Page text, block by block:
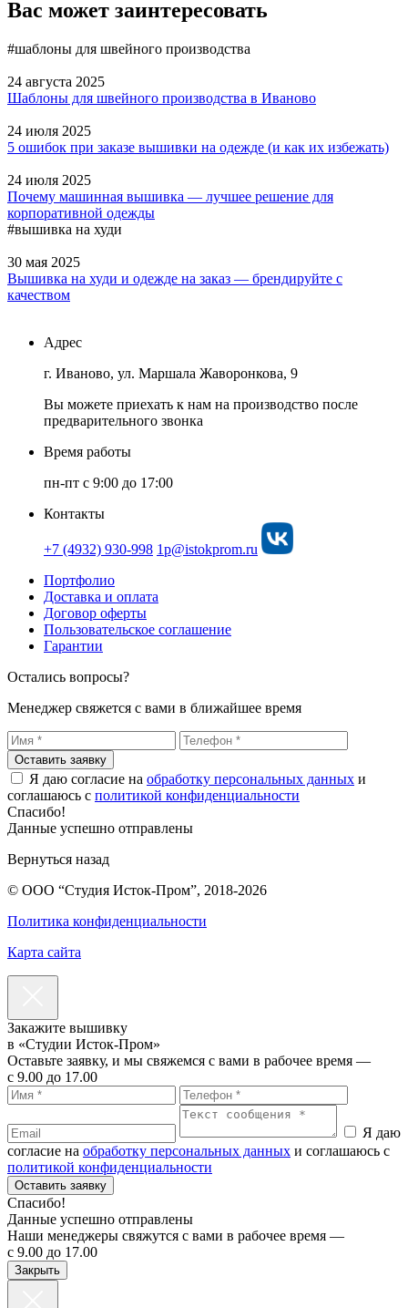
Вас может заинтересовать
#шаблоны для швейного производства
24 августа 2025
Шаблоны для швейного производства в Иваново
24 июля 2025
5 ошибок при заказе вышивки на одежде (и как их избежать)
24 июля 2025
Почему машинная вышивка — лучшее решение для
корпоративной одежды
#вышивка на худи
30 мая 2025
Вышивка на худи и одежде на заказ — брендируйте с
качеством
Адрес
г. Иваново, ул. Маршала Жаворонкова, 9
Вы можете приехать к нам на производство после
предварительного звонка
Время работы
пн-пт с 9:00 до 17:00
Контакты
+7 (4932) 930-998 1p@istokprom.ru
Портфолио
Доставка и оплата
Договор оферты
Пользовательское соглашение
Гарантии
Остались вопросы?
Менеджер свяжется с вами в ближайшее время
Оставить заявку
Я даю согласие на обработку персональных данных и
соглашаюсь с политикой конфиденциальности
Спасибо!
Данные успешно отправлены
Вернуться назад
© ООО “Студия Исток-Пром”, 2018-2026
Политика конфиденциальности
Карта сайта
Закажите вышивку
в «Студии Исток-Пром»
Оставьте заявку, и мы свяжемся с вами в рабочее время —
c 9.00 до 17.00
Я даю
согласие на обработку персональных данных и соглашаюсь с
политикой конфиденциальности
Оставить заявку
Спасибо!
Данные успешно отправлены
Наши менеджеры свяжутся с вами в рабочее время —
c 9.00 до 17.00
Закрыть